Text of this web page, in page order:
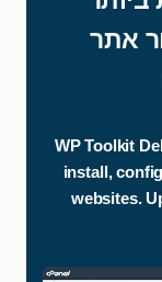
אתר
WP Toolkit
install,
websites.